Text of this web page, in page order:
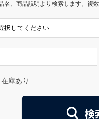
名、商品説明より検索します。複
在庫あり